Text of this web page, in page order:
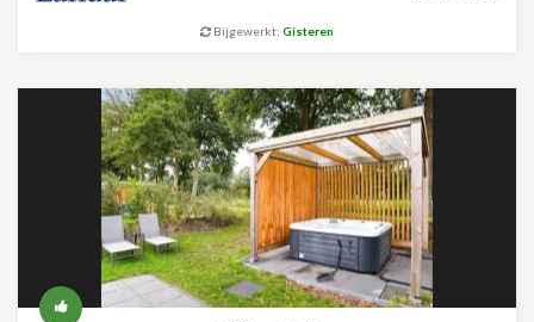
Bijgewerkt: Gisteren